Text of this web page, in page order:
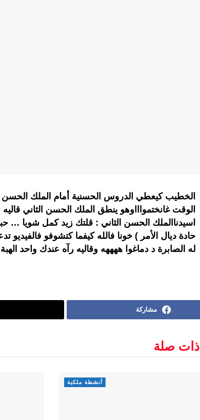
الخطيب كيعطي الدروس الحسنية أمام الملك الحسن
الوقت غانختمواااوهو ينطق الملك الحسن الثاني قاليه
اسيدناالملك الحسن الثاني : قلتك زيد كمل شويا …
حادة ديال الأمر ) خونا فالله كيفما كتشوفو فالفيديو
له الصابرة د دماغوا ههههه وقاليه رآه عندك واحد
مشاركة
ذات صلة
أنشطة ملكية